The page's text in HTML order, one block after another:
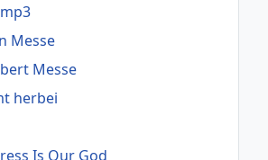
Messe
Messe
herbei
Is Our God